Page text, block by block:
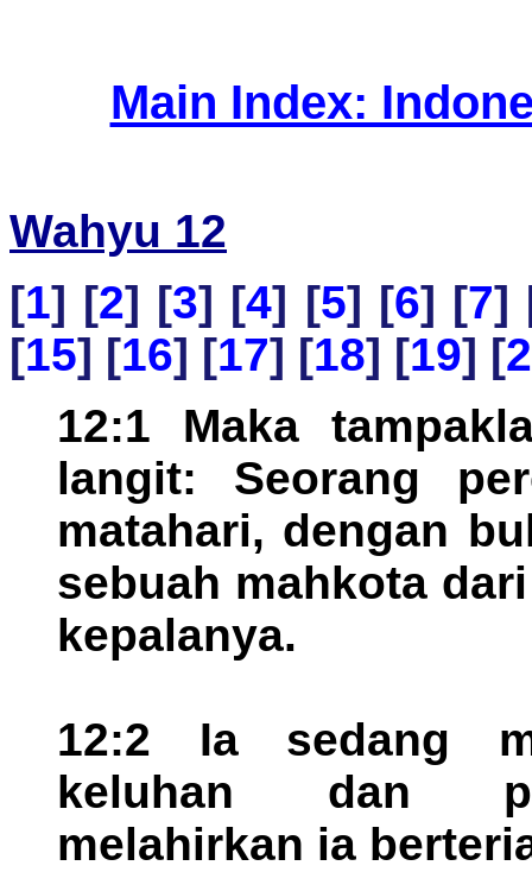
Main Index:
Wahyu 12
[1] [2] [3] [4] [5] [6] [7]
[15] [16] [17] [18] [19] [
12:1 Maka
langit: Seorang
matahari, dengan
sebuah mahkota
kepalanya.
12:2 Ia sedang
keluhan dan
melahirkan ia